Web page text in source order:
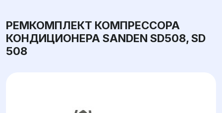
РЕМКОМПЛЕКТ КОМПРЕССОРА
КОНДИЦИОНЕРА SANDEN SD508, SD
508